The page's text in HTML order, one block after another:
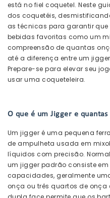
está no fiel coquetel. Neste
dos coquetéis,
as técnicas para garantir
bebidas favoritas como um
compreensão de quantas
até a diferença entre um
Prepare-se para elevar seu
usar uma coqueteleira.
O que é um Jigger e
Um jigger é uma pequena
de ampulheta usada em
líquidos com precisão.
um jigger padrão consiste
capacidades, geralmente
onça ou três quartos de onça